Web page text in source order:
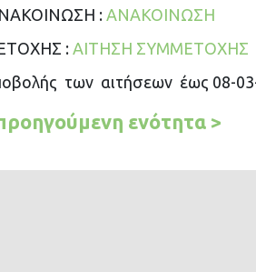
: ΑΝΑΚΟΙΝΩΣΗ
: ΑΙΤΗΣΗ ΣΥΜΜΕΤΟΧΗΣ
των αιτήσεων έως 08-
ενότητα >